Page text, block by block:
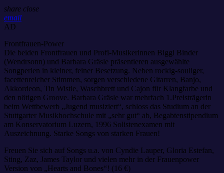
share close
email
AD
Frontfrauen-Power
Die beiden Frontfrauen und Profi-Musikerinnen Biggi Binder
(Wendrsonn) und Barbara Gräsle präsentieren ausgewählte
Songperlen in kleiner, feiner Besetzung. Neben rockig-souliger,
facettenreicher Stimmen, sorgen verschiedene Gitarren, Banjo,
Akkordeon, Tin Wistle, Waschbrett und Cajon für Klangfarbe und
den nötigen Groove. Barbara Gräsle war mehrfach 1.Preisträgerin
beim Wettbewerb „Jugend musiziert“, schloss das Studium an der
Stuttgarter Musikhochschule mit „sehr gut“ ab, Begabtenstipendium
am Konservatorium Luzern, 1996 Solistenexamen mit
Auszeichnung. Starke Songs von starken Frauen!
Freuen Sie sich auf Songs u.a. von Cyndie Lauper, Gloria Estefan,
Sting, Zaz, James Taylor und vielen mehr in der Frauenpower
Version von „Hearts and Bones“! (16 €)